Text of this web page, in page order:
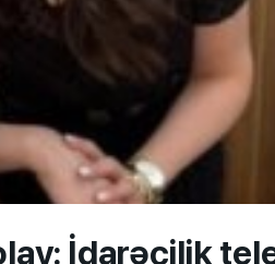
İdarəçilik